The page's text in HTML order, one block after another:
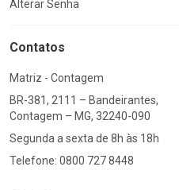
Alterar Senha
Contatos
Matriz - Contagem
BR-381, 2111 – Bandeirantes,
Contagem – MG, 32240-090
Segunda a sexta de 8h às 18h
Telefone: 0800 727 8448